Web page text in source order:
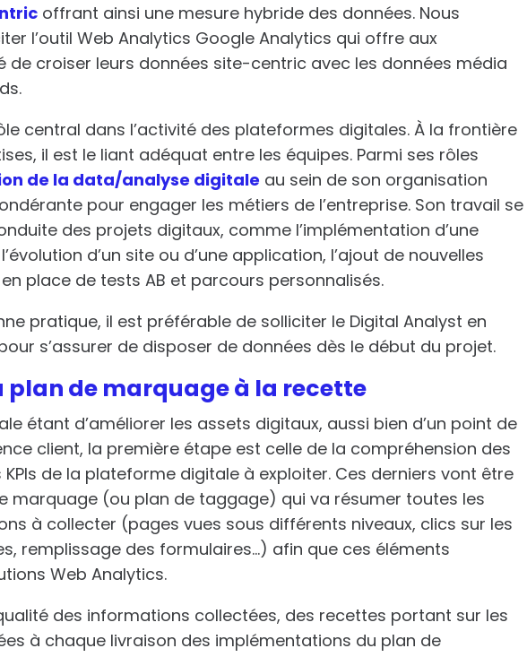
offrant ainsi une mesure hybride des données. Nous
l’outil Web Analytics Google Analytics qui offre aux
de croiser leurs données site-centric avec les données média
central dans l’activité des plateformes digitales.À la frontière
il est le liant adéquat entre les équipes. Parmi ses rôles
de la data/analyse digitale au sein de son organisation
pour engager les métiers de l’entreprise. Son travail se
des projets digitaux, comme l’implémentation d’une
d’un site ou d’une application, l’ajout de nouvelles
place de tests AB et parcours personnalisés.
pratique, il est préférable de solliciter le Digital Analyst en
s’assurer de disposer de données dès le début du projet.
plan de marquage à la recette
étant d’améliorer les assets digitaux, aussi bien d’un point de
client, la première étape est celle de la compréhension des
de la plateforme digitale à exploiter. Ces derniers vont être
marquage (ou plan de taggage) qui va résumer toutes les
à collecter (pages vues sous différents niveaux, clics sur les
remplissage des formulaires…) afin que ces éléments
Web Analytics.
des informations collectées, des recettes portant sur les
à chaque livraison des implémentations du plan de